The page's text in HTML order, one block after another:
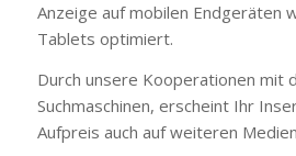
Anzeige auf mobilen Endgeräten
Tablets optimiert.
Durch unsere Kooperationen mit
Suchmaschinen, erscheint Ihr
Aufpreis auch auf weiteren